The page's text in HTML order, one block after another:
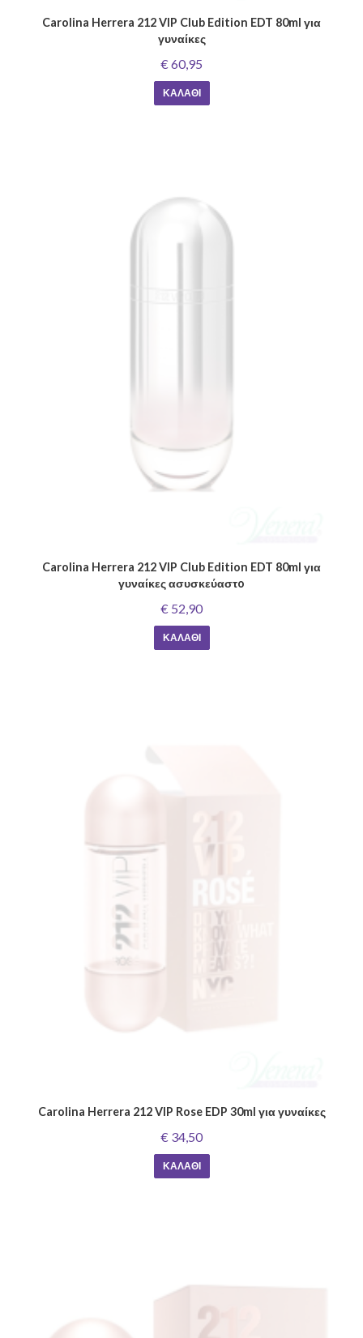
Carolina Herrera 212 VIP Club Edition EDT 80ml για
γυναίκες
€ 60,95
ΚΑΛΆΘΙ
Carolina Herrera 212 VIP Club Edition EDT 80ml για
γυναίκες ασυσκεύαστo
€ 52,90
ΚΑΛΆΘΙ
Carolina Herrera 212 VIP Rose EDP 30ml για γυναίκες
€ 34,50
ΚΑΛΆΘΙ